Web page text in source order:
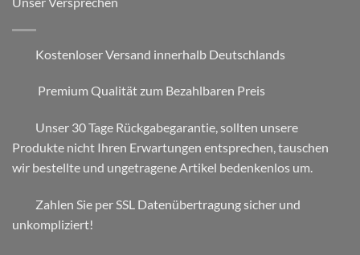
Kostenloser Versand innerhalb Deutschlands
Premium Qualität zum Bezahlbaren Preis
Unser 30 Tage Rückgabegarantie, sollten unsere
Produkte nicht Ihren Erwartungen entsprechen, tauschen
wir bestellte und ungetragene Artikel bedenkenlos um.
Zahlen Sie per SSL Datenübertragung sicher und
unkompliziert!